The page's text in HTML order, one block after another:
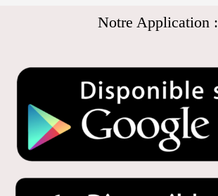
Notre Application :